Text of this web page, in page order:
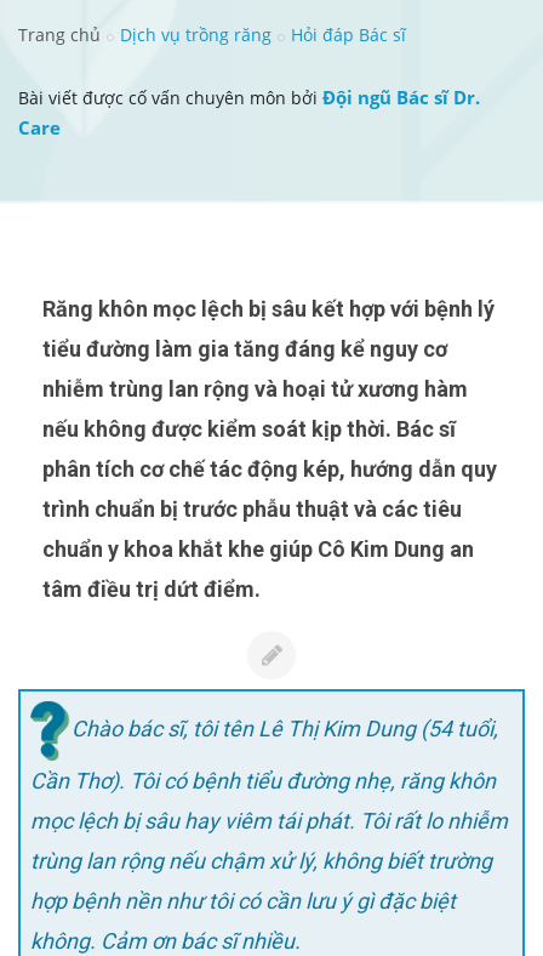
Trang chủ Dịch vụ trồng răng Hỏi đáp Bác sĩ
Bài viết được cố vấn chuyên môn bởi Đội ngũ Bác sĩ Dr.
Care
Răng khôn mọc lệch bị sâu kết hợp với bệnh lý
tiểu đường làm gia tăng đáng kể nguy cơ
nhiễm trùng lan rộng và hoại tử xương hàm
nếu không được kiểm soát kịp thời. Bác sĩ
phân tích cơ chế tác động kép, hướng dẫn quy
trình chuẩn bị trước phẫu thuật và các tiêu
chuẩn y khoa khắt khe giúp Cô Kim Dung an
tâm điều trị dứt điểm.
Chào bác sĩ, tôi tên Lê Thị Kim Dung (54 tuổi,
Cần Thơ). Tôi có bệnh tiểu đường nhẹ, răng khôn
mọc lệch bị sâu hay viêm tái phát. Tôi rất lo nhiễm
trùng lan rộng nếu chậm xử lý, không biết trường
hợp bệnh nền như tôi có cần lưu ý gì đặc biệt
không. Cảm ơn bác sĩ nhiều.